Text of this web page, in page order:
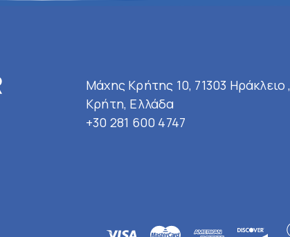
Μάχης Κρήτης 10, 71303 Ηράκλειο ,
Κρήτη, Ελλάδα
+30 281 600 4747